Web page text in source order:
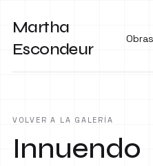
Martha
Escondeur
VOLVER A LA GALERÍA
Innuendo